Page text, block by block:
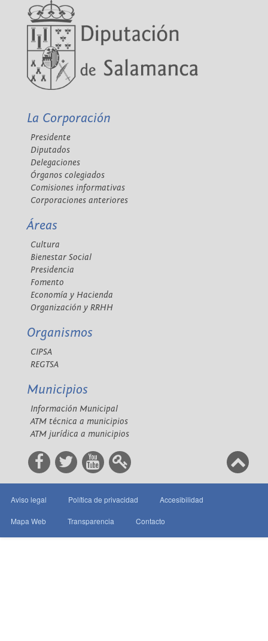
La Corporación
Presidente
Diputados
Delegaciones
Órganos colegiados
Comisiones informativas
Corporaciones anteriores
Áreas
Cultura
Bienestar Social
Presidencia
Fomento
Economía y Hacienda
Organización y RRHH
Organismos
CIPSA
REGTSA
Municipios
Información Municipal
ATM técnica a municipios
ATM jurídica a municipios
Aviso legal Política de privacidad Accesibilidad
Mapa Web Transparencia Contacto